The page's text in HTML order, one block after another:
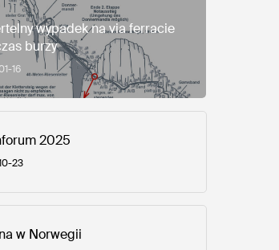
wypadek na via ferracie
burzy
16
2025
23
w Norwegii